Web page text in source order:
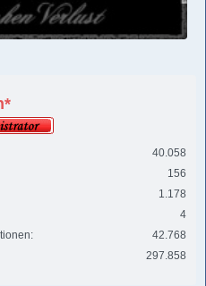
um 14:16
40.058
156
1.178
4
42.768
297.858